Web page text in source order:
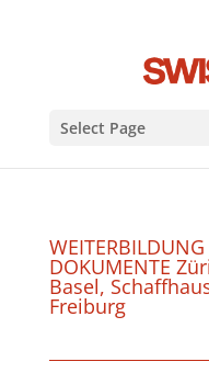
Select Page
DOKUMENTE
Basel,
Freiburg